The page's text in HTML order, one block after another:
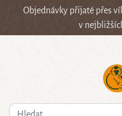
Objednávky přijaté přes
v
Co hledáte?